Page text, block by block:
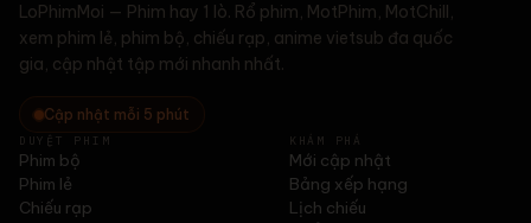
LoPhimMoi — Phim hay 1 lò. Rổ phim, MotPhim, MotChill,
xem phim lẻ, phim bộ, chiếu rạp, anime vietsub đa quốc
gia, cập nhật tập mới nhanh nhất.
Cập nhật mỗi 5 phút
DUYỆT PHIM
Phim bộ
Phim lẻ
Chiếu rạp
KHÁM PHÁ
Mới cập nhật
Bảng xếp hạng
Lịch chiếu